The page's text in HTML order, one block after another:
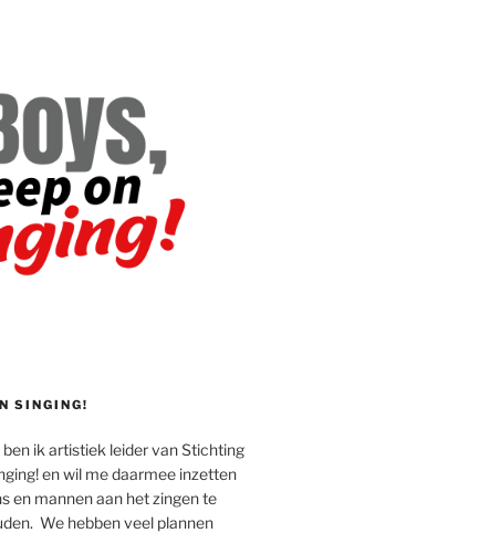
SINGING!
ik artistiek leider van Stichting
en wil me daarmee inzetten
en mannen aan het zingen te
We hebben veel plannen